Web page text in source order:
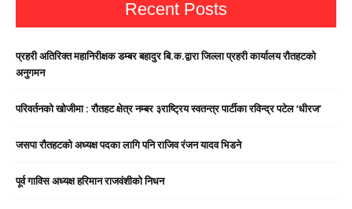
Recent Posts
प्रहरी अतिरिक्त महानिरीक्षक डम्बर बहादुर बि.क.द्वारा जिल्ला प्रहरी कार्यालय रौतहटको
अनुगमन
परिवर्तनको खोजीमा : रौतहट क्षेत्र नम्बर ३राष्ट्रिय स्वतन्त्र पार्टीका रविन्द्र पटेल ‘धीरज’
जसपा राैतहटको अध्यक्ष पदका लागि पनि राजिव रंजन यादव भिडने
पूर्व गाविस अध्यक्ष हरिमान राजवंशीको निधन